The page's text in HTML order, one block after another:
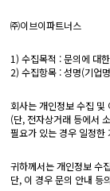
㈜이브이파트너스
1) 수집목적 : 문의에 대
2) 수집항목 : 성명(기업
회사는 개인정보 수집 및
(단, 전자상거래 등에서
필요가 있는 경우 일정한
귀하께서는 개인정보 수
단, 이 경우 문의 안내 등